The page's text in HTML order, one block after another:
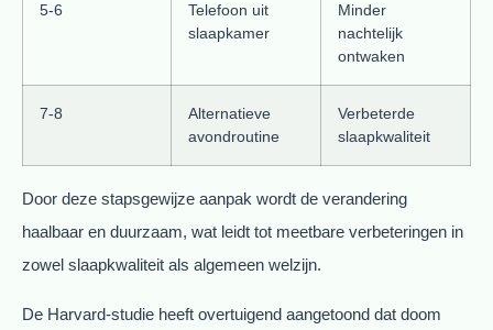
5-6
Telefoon uit
slaapkamer
Minder
nachtelijk
ontwaken
7-8
Alternatieve
avondroutine
Verbeterde
slaapkwaliteit
Door deze stapsgewijze aanpak wordt de verandering
haalbaar en duurzaam, wat leidt tot meetbare verbeteringen in
zowel slaapkwaliteit als algemeen welzijn.
De Harvard-studie heeft overtuigend aangetoond dat doom